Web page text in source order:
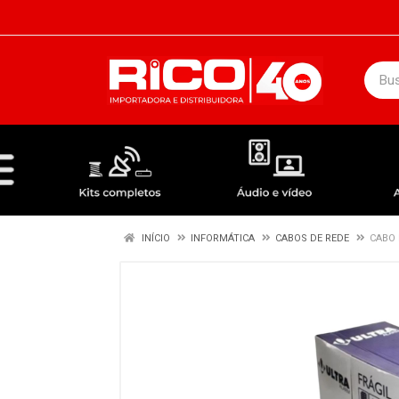
INÍCIO INFORMÁTICA CABOS DE REDE